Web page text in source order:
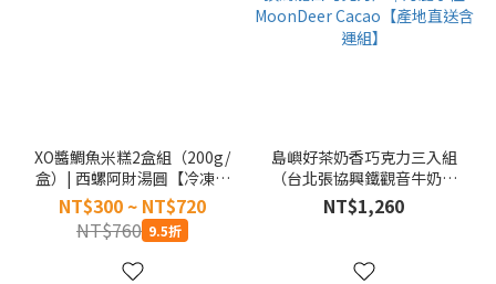
XO醬鯛魚米糕2盒組（200g/
盒）| 西螺阿財湯圓【冷凍宅
配】【產地直送含運組】
NT$300 ~ NT$720
NT$760 9.5折
島嶼好茶奶香巧克力三入組
（台北張協興鐵觀音牛奶巧
克力/南投玫瑰紅茶牛奶巧克
力/凍頂烏龍白巧克力）｜月
Cacao【產地直送含運組】
NT$1,260